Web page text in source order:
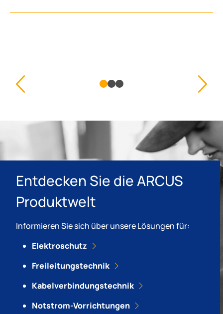
Entdecken Sie die ARCUS
Produktwelt
Informieren Sie sich über unsere Lösungen für:
Elektroschutz
Freileitungstechnik
Kabelverbindungstechnik
Notstrom-Vorrichtungen